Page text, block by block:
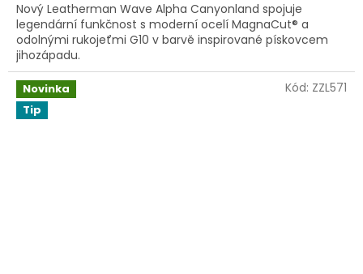
Nový Leatherman Wave Alpha Canyonland spojuje
legendární funkčnost s moderní ocelí MagnaCut® a
odolnými rukojeťmi G10 v barvě inspirované pískovcem
jihozápadu.
Novinka
Tip
Kód: ZZL571